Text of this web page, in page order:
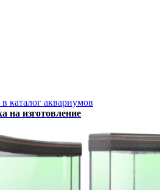
каталог аквариумов
на изготовление